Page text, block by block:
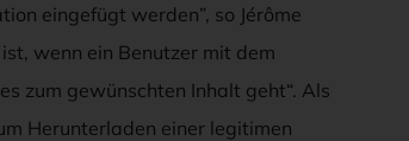
eingefügt werden”, so Jérôme
ist, wenn ein Benutzer mit dem
zum gewünschten Inhalt geht“. Als
Herunterladen einer legitimen